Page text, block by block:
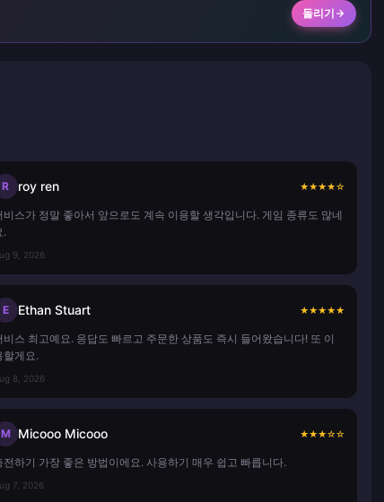
돌리기
R roy ren ★★★★☆
비스가 정말 좋아서 앞으로도 계속 이용할 생각입니다. 게임 종류도 많네
.
9, 2026
E Ethan Stuart ★★★★★
비스 최고예요. 응답도 빠르고 주문한 상품도 즉시 들어왔습니다! 또 이
할게요.
8, 2026
M Micooo Micooo ★★★☆☆
전하기 가장 좋은 방법이에요. 사용하기 매우 쉽고 빠릅니다.
7, 2026